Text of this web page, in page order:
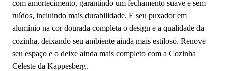
com amortecimento, garantindo um fechamento suave e sem
ruídos, incluindo mais durabilidade. E seu puxador em
alumínio na cor dourada completa o design e a qualidade da
cozinha, deixando seu ambiente ainda mais estiloso. Renove
seu espaço e o deixe ainda mais completo com a Cozinha
Celeste da Kappesberg.